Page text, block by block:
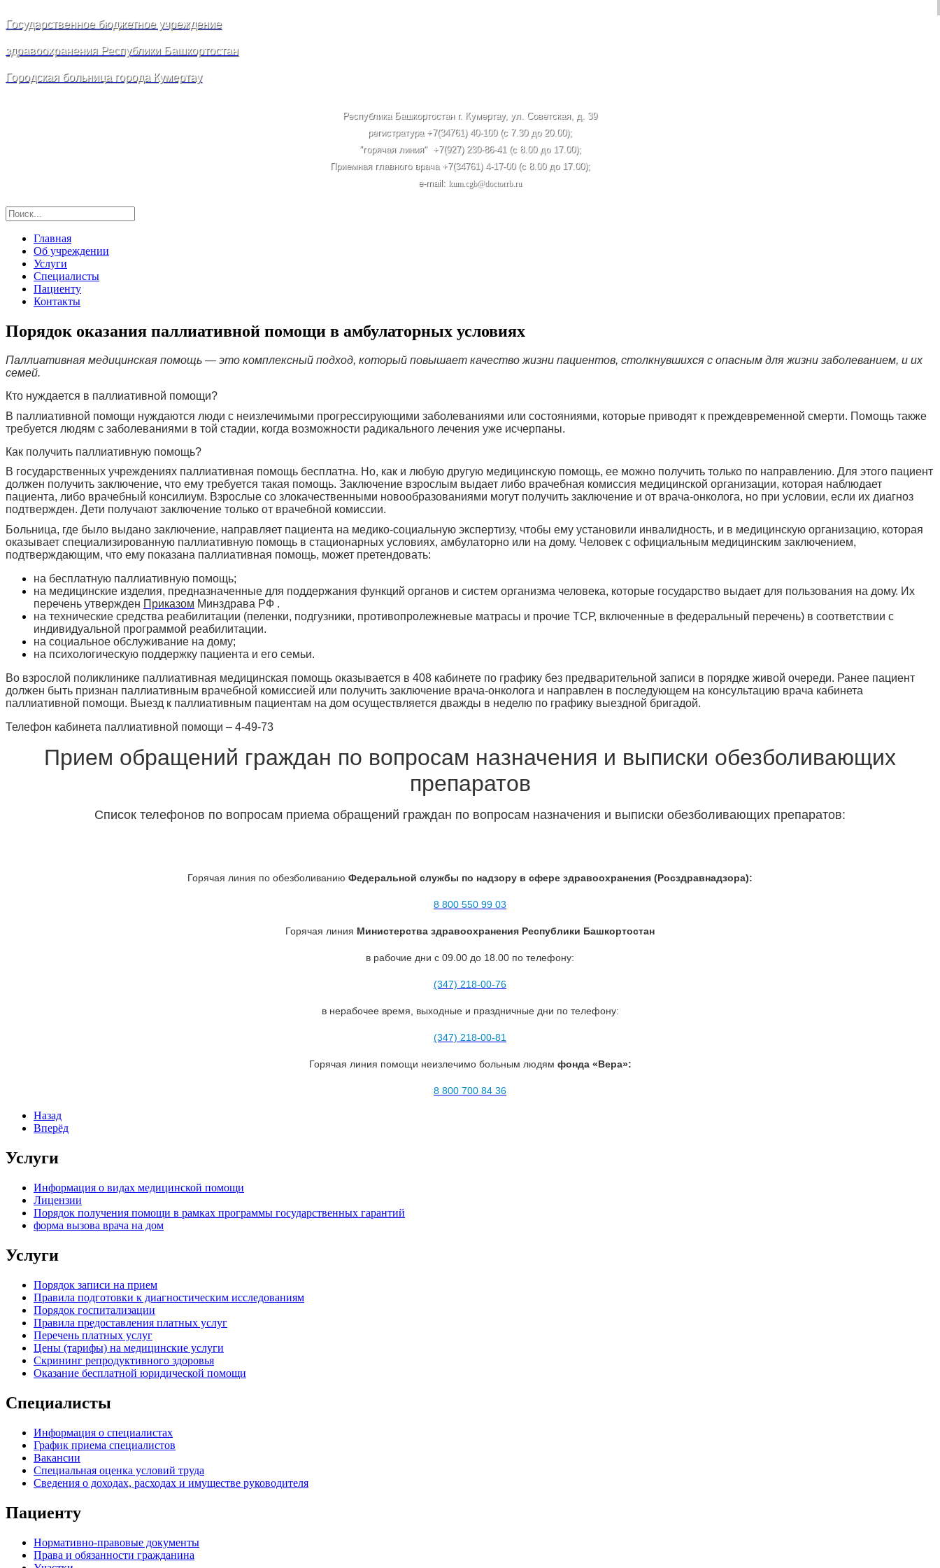
Государственное бюджетное учреждение
здравоохранения Республики Башкортостан
Городская больница города Кумертау
Республика Башкортостан г. Кумертау, ул. Советская, д. 39
регистратура +7(34761) 40-100 (c 7.30 до 20.00);
"горячая линия" +7(927) 230-86-41 (с 8.00 до 17.00);
Приемная главного врача +7(34761) 4-17-00 (с 8.00 до 17.00);
e-mail: kum.cgb@doctorrb.ru
Главная
Об учреждении
Услуги
Специалисты
Пациенту
Контакты
Порядок оказания паллиативной помощи в амбулаторных условиях
Паллиативная медицинская помощь — это комплексный подход, который повышает качество жизни пациентов, столкнувшихся с опасным для жизни заболеванием, и их
семей.
Кто нуждается в паллиативной помощи?
В паллиативной помощи нуждаются люди с неизлечимыми прогрессирующими заболеваниями или состояниями, которые приводят к преждевременной смерти. Помощь также
требуется людям с заболеваниями в той стадии, когда возможности радикального лечения уже исчерпаны.
Как получить паллиативную помощь?
В государственных учреждениях паллиативная помощь бесплатна. Но, как и любую другую медицинскую помощь, ее можно получить только по направлению. Для этого пациент
должен получить заключение, что ему требуется такая помощь. Заключение взрослым выдает либо врачебная комиссия медицинской организации, которая наблюдает
пациента, либо врачебный консилиум. Взрослые со злокачественными новообразованиями могут получить заключение и от врача-онколога, но при условии, если их диагноз
подтвержден. Дети получают заключение только от врачебной комиссии.
Больница, где было выдано заключение, направляет пациента на медико-социальную экспертизу, чтобы ему установили инвалидность, и в медицинскую организацию, которая
оказывает специализированную паллиативную помощь в стационарных условиях, амбулаторно или на дому. Человек с официальным медицинским заключением,
подтверждающим, что ему показана паллиативная помощь, может претендовать:
на бесплатную паллиативную помощь;
на медицинские изделия, предназначенные для поддержания функций органов и систем организма человека, которые государство выдает для пользования на дому. Их
перечень утвержден Приказом Минздрава РФ .
на технические средства реабилитации (пеленки, подгузники, противопролежневые матрасы и прочие ТСР, включенные в федеральный перечень) в соответствии с
индивидуальной программой реабилитации.
на социальное обслуживание на дому;
на психологическую поддержку пациента и его семьи.
Во взрослой поликлинике паллиативная медицинская помощь оказывается в 408 кабинете по графику без предварительной записи в порядке живой очереди. Ранее пациент
должен быть признан паллиативным врачебной комиссией или получить заключение врача-онколога и направлен в последующем на консультацию врача кабинета
паллиативной помощи. Выезд к паллиативным пациентам на дом осуществляется дважды в неделю по графику выездной бригадой.
Телефон кабинета паллиативной помощи – 4-49-73
Прием обращений граждан по вопросам назначения и выписки обезболивающих
препаратов
Список телефонов по вопросам приема обращений граждан по вопросам назначения и выписки обезболивающих препаратов:
Горячая линия по обезболиванию Федеральной службы по надзору в сфере здравоохранения (Росздравнадзора):
8 800 550 99 03
Горячая линия Министерства здравоохранения Республики Башкортостан
в рабочие дни с 09.00 до 18.00 по телефону:
(347) 218-00-76
в нерабочее время, выходные и праздничные дни по телефону:
(347) 218-00-81
Горячая линия помощи неизлечимо больным людям фонда «Вера»:
8 800 700 84 36
Назад
Вперёд
Услуги
Информация о видах медицинской помощи
Лицензии
Порядок получения помощи в рамках программы государственных гарантий
форма вызова врача на дом
Услуги
Порядок записи на прием
Правила подготовки к диагностическим исследованиям
Порядок госпитализации
Правила предоставления платных услуг
Перечень платных услуг
Цены (тарифы) на медицинские услуги
Скрининг репродуктивного здоровья
Оказание бесплатной юридической помощи
Специалисты
Информация о специалистах
График приема специалистов
Вакансии
Специальная оценка условий труда
Сведения о доходах, расходах и имуществе руководителя
Пациенту
Нормативно-правовые документы
Права и обязанности гражданина